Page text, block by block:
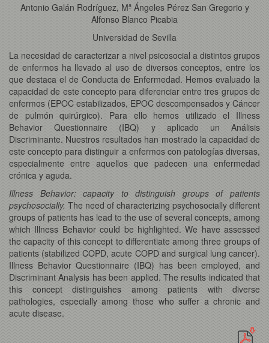
Antonio Galán Rodríguez, Mª Ángeles Pérez San Gregorio y
Alfonso Blanco Picabia
Universidad de Sevilla
La necesidad de caracterizar a nivel psicosocial a distintos grupos
de enfermos ha llevado al uso de diversos conceptos, entre los
que destaca el de Conducta de Enfermedad. Hemos evaluado la
capacidad de este concepto para diferenciar entre tres grupos de
enfermos (EPOC estabilizados, EPOC descompensados y Cáncer
de pulmón quirúrgico). Para ello hemos utilizado el Illness
Behavior Questionnaire (IBQ) y aplicado un Análisis
Discriminante. Nuestros resultados han mostrado la capacidad de
este concepto para distinguir a enfermos con patologías diversas,
especialmente entre aquellos que padecen una enfermedad
crónica y aguda.
Illness Behavior: capacity to distinguish groups of patients
psychosocially. The need of characterizing psychosocially different
groups of patients has lead to the use of several concepts, among
which Illness Behavior could be highlighted. We have assessed
the capacity of this concept to differentiate among three groups of
patients (stabilized COPD, acute COPD and surgical lung cancer).
Illness Behavior Questionnaire (IBQ) has been employed, and
Discriminant Analysis has been applied. The results indicated that
this concept distinguishes among patients with diverse
pathologies, especially among those who suffer a chronic and
acute disease.